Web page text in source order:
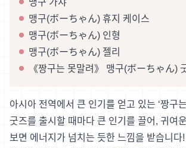
맹구(ボーちゃん) 휴지 케이스
맹구(ボーちゃん) 인형
맹구(ボーちゃん) 젤리
《짱구는 못말려》 맹구(ボーちゃん)
아시아 전역에서 큰 인기를 얻고 있는 ‘짱구
굿즈를 출시할 때마다 큰 인기를 끌어, 귀여
보면 에너지가 넘치는 듯한 느낌을 받습니다!